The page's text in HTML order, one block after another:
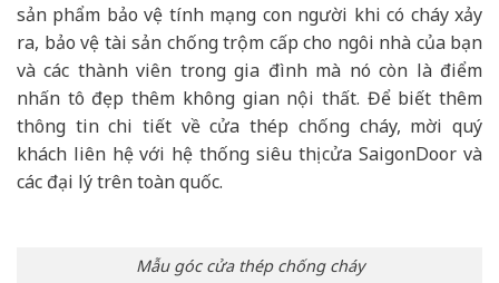
sản phẩm bảo vệ tính mạng con người khi có cháy xảy
ra, bảo vệ tài sản chống trộm cấp cho ngôi nhà của bạn
và các thành viên trong gia đình mà nó còn là điểm
nhấn tô đẹp thêm không gian nội thất. Để biết thêm
thông tin chi tiết về cửa thép chống cháy, mời quý
khách liên hệ với hệ thống siêu thị cửa SaigonDoor và
các đại lý trên toàn quốc.
Mẫu góc cửa thép chống cháy